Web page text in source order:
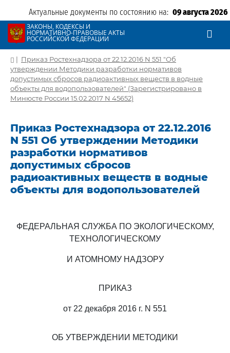
Актуальные документы по состоянию на: 09 августа 2026
ЗАКОНЫ, КОДЕКСЫ И
НОРМАТИВНО-ПРАВОВЫЕ АКТЫ
РОССИЙСКОЙ ФЕДЕРАЦИИ
| Приказ Ростехнадзора от 22.12.2016 N 551 "Об
утверждении Методики разработки нормативов
допустимых сбросов радиоактивных веществ в водные
объекты для водопользователей" (Зарегистрировано в
Минюсте России 15.02.2017 N 45652)
Приказ Ростехнадзора от 22.12.2016
N 551 Об утверждении Методики
разработки нормативов
допустимых сбросов
радиоактивных веществ в водные
объекты для водопользователей
ФЕДЕРАЛЬНАЯ СЛУЖБА ПО ЭКОЛОГИЧЕСКОМУ,
ТЕХНОЛОГИЧЕСКОМУ
И АТОМНОМУ НАДЗОРУ
ПРИКАЗ
от 22 декабря 2016 г. N 551
ОБ УТВЕРЖДЕНИИ МЕТОДИКИ